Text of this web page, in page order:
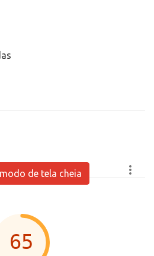
de tela cheia